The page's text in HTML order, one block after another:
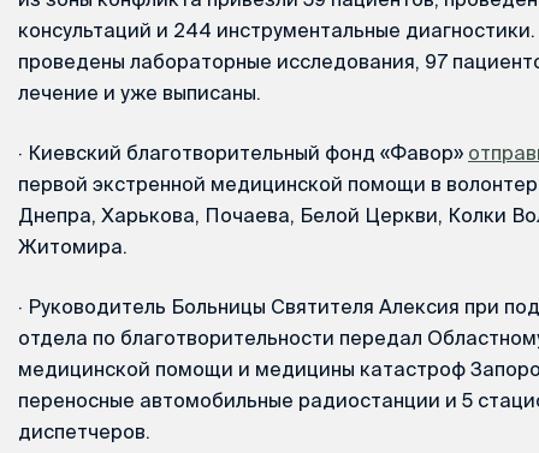
консультаций и 244 инструментальные
проведены лабораторные исследования, 97
лечение и уже выписаны.
· Киевский благотворительный фонд «Фавор»
первой экстренной медицинской помощи в
Днепра, Харькова, Почаева, Белой Церкви, Колки
Житомира.
· Руководитель Больницы Святителя Алексия при
отдела по благотворительности передал
медицинской помощи и медицины катастроф
переносные автомобильные радиостанции и 5
диспетчеров.